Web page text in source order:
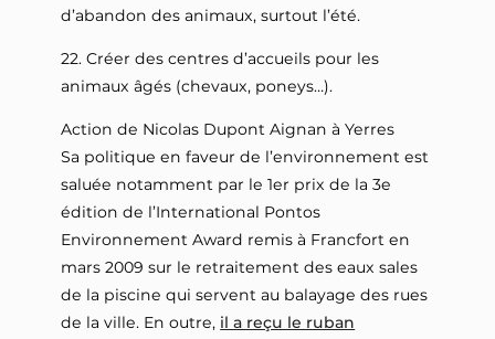
d’abandon des animaux, surtout l’été.
22. Créer des centres d’accueils pour les
animaux âgés (chevaux, poneys…).
Action de Nicolas Dupont Aignan à Yerres
Sa politique en faveur de l’environnement est
saluée notamment par le 1er prix de la 3e
édition de l’International Pontos
Environnement Award remis à Francfort en
mars 2009 sur le retraitement des eaux sales
de la piscine qui servent au balayage des rues
de la ville. En outre, il a reçu le ruban